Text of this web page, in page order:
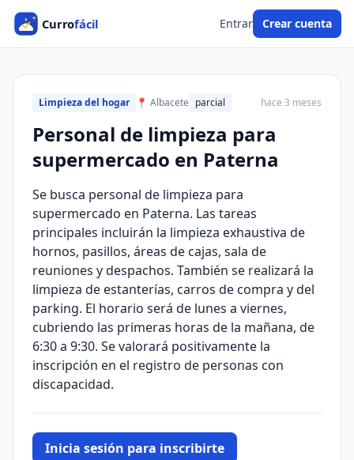
Entrar Crear cuenta
Limpieza del hogar 📍 Albacete parcial hace 3 meses
Personal de limpieza para
supermercado en Paterna
Se busca personal de limpieza para
supermercado en Paterna. Las tareas
principales incluirán la limpieza exhaustiva de
hornos, pasillos, áreas de cajas, sala de
reuniones y despachos. También se realizará la
limpieza de estanterías, carros de compra y del
parking. El horario será de lunes a viernes,
cubriendo las primeras horas de la mañana, de
6:30 a 9:30. Se valorará positivamente la
inscripción en el registro de personas con
discapacidad.
Inicia sesión para inscribirte